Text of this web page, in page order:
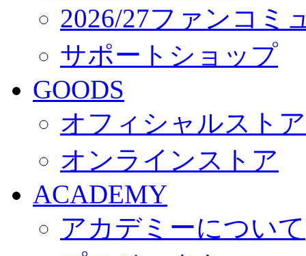
2026/27ファンコミ
サポートショップ
GOODS
オフィシャルスト
オンラインストア
ACADEMY
アカデミーについて